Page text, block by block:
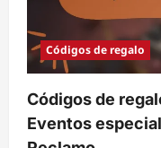
Códigos de regalo
Códigos de
Eventos